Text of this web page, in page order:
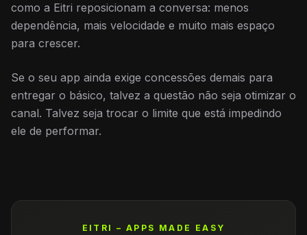
como a Eitri reposicionam a conversa: menos
dependência, mais velocidade e muito mais espaço
para crescer.
Se o seu app ainda exige concessões demais para
entregar o básico, talvez a questão não seja otimizar o
canal. Talvez seja trocar o limite que está impedindo
ele de performar.
EITRI – APPS MADE EASY